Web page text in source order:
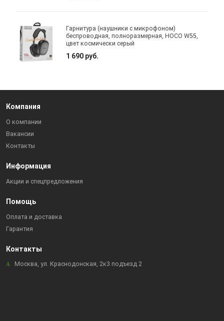
Гарнитура (наушники с микрофоном)
беспроводная, полноразмерная, HOCO W55,
цвет космически серый
1 690 руб.
Компания
О компании
Вакансии
Контакты
Информация
Акции и спецпредложения
Помощь
Оплата и доставка
Гарантия
Контакты
Москва, ул. Краснодонская, 2к3 подъезд 2